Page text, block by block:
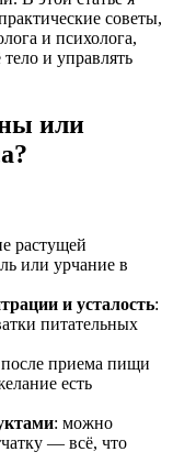
советы,
и психолога,
и управлять
или
растущей
или урчание в
и усталость:
питательных
приема пищи
есть
: можно
— всё, что